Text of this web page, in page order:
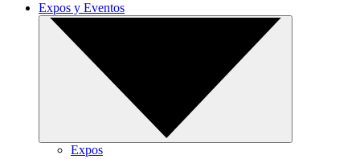
Expos y Eventos
Expos